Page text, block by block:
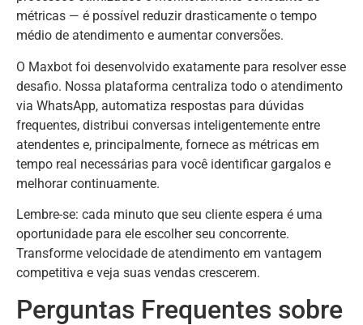
métricas — é possível reduzir drasticamente o tempo
médio de atendimento e aumentar conversões.
O Maxbot foi desenvolvido exatamente para resolver esse
desafio. Nossa plataforma centraliza todo o atendimento
via WhatsApp, automatiza respostas para dúvidas
frequentes, distribui conversas inteligentemente entre
atendentes e, principalmente, fornece as métricas em
tempo real necessárias para você identificar gargalos e
melhorar continuamente.
Lembre-se: cada minuto que seu cliente espera é uma
oportunidade para ele escolher seu concorrente.
Transforme velocidade de atendimento em vantagem
competitiva e veja suas vendas crescerem.
Perguntas Frequentes sobre